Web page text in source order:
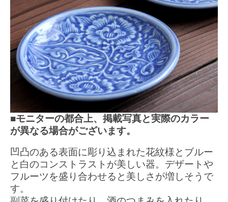
■モニターの都合上、掲載写真と実際のカラー
が異なる場合がございます。
凹凸のある表面に彫り込まれた花紋様とブルー
と白のコンストラストが美しい器。デザートや
フルーツを盛り合わせると美しさが増しそうで
す。